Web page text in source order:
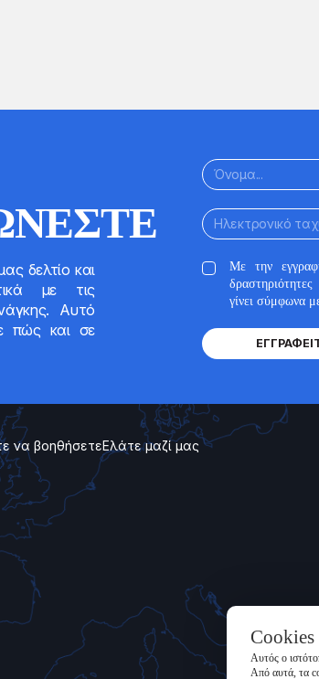
δελτίο και
με τις
Αυτό
πώς και σε
ΟΝΟΜΑ
ΗΛΕΚΤΡΟΝΙΚΌ
ΤΑΧΥΔΡΟΜΕΊΟ
ΡΌΔΟΝΜε την
γίνει σύμφωνα
να βοηθήσετεΕλάτε μαζί μας
Cookies
Αυτός ο
Από αυτά, τα